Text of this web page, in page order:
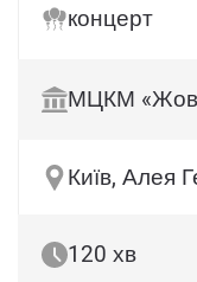
концерт
МЦКМ
Київ, Алея
120 хв